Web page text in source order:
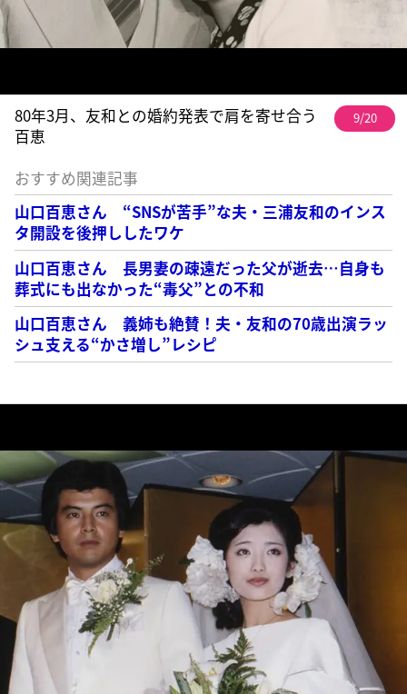
80年3月、友和との婚約発表で肩を寄せ合う
百恵
9/20
おすすめ関連記事
山口百恵さん “SNSが苦手”な夫・三浦友和のインス
タ開設を後押ししたワケ
山口百恵さん 長男妻の疎遠だった父が逝去…自身も
葬式にも出なかった“毒父”との不和
山口百恵さん 義姉も絶賛！夫・友和の70歳出演ラッ
シュ支える“かさ増し”レシピ